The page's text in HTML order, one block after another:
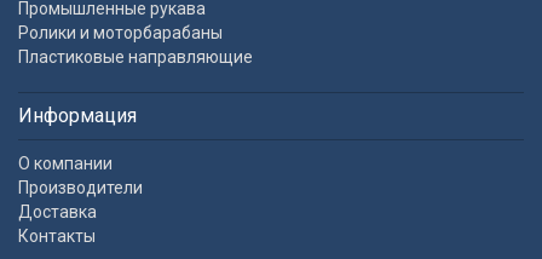
Промышленные рукава
Ролики и моторбарабаны
Пластиковые направляющие
Информация
О компании
Производители
Доставка
Контакты